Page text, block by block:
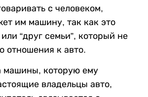
с человеком,
им машину, так как это
“друг семьи”, который не
отношения к авто.
машины, которую ему
владельцы авто,